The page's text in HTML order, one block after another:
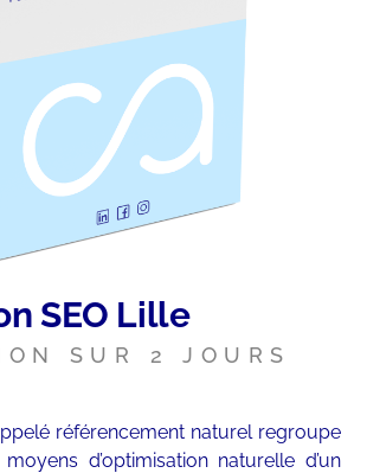
SEO Lille
SUR 2 JOURS
référencement naturel regroupe
moyens d’optimisation naturelle d’un